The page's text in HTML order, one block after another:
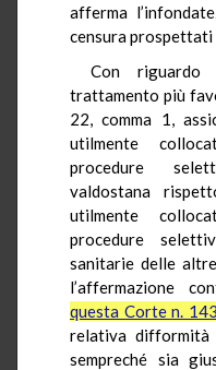
afferma
censura
Con
trattamento più
22, comma 1,
utilmente
procedure
valdostana
utilmente
procedure
sanitarie delle
l’affermazione
questa Corte n.
relativa difformità
sempreché sia